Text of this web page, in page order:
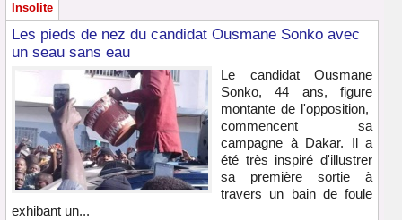
Insolite
Les pieds de nez du candidat Ousmane Sonko avec
un seau sans eau
Le candidat Ousmane
Sonko, 44 ans, figure
montante de l'opposition,
commencent sa
campagne à Dakar. Il a
été très inspiré d'illustrer
sa première sortie à
travers un bain de foule
exhibant un...